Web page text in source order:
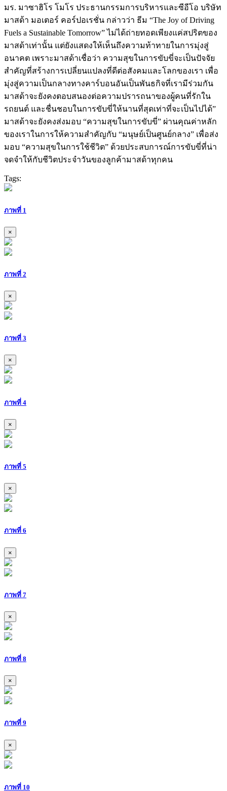
มร. มาซาฮิโร โมโร ประธานกรรมการบริหารและซีอีโอ บริษัท
มาสด้า มอเตอร์ คอร์ปอเรชั่น กล่าวว่า ธีม “The Joy of Driving
Fuels a Sustainable Tomorrow” ไม่ได้ถ่ายทอดเพียงแค่สปริตของ
มาสด้าเท่านั้น แต่ยังแสดงให้เห็นถึงความท้าทายในการมุ่งสู่
อนาคต เพราะมาสด้าเชื่อว่า ความสุขในการขับขี่จะเป็นปัจจัย
สำคัญที่สร้างการเปลี่ยนแปลงที่ดีต่อสังคมและโลกของเรา เพื่อ
มุ่งสู่ความเป็นกลางทางคาร์บอนอันเป็นพันธกิจที่เรามีร่วมกัน
มาสด้าจะยังคงตอบสนองต่อความปรารถนาของผู้คนที่รักใน
รถยนต์ และชื่นชอบในการขับขี่ให้นานที่สุดเท่าที่จะเป็นไปได้”
มาสด้าจะยังคงส่งมอบ “ความสุขในการขับขี่” ผ่านคุณค่าหลัก
ของเราในการให้ความสำคัญกับ “มนุษย์เป็นศูนย์กลาง” เพื่อส่ง
มอบ “ความสุขในการใช้ชีวิต” ด้วยประสบการณ์การขับขี่ที่น่า
จดจำให้กับชีวิตประจำวันของลูกค้ามาสด้าทุกคน
Tags:
ภาพที่ 1
×
ภาพที่ 2
×
ภาพที่ 3
×
ภาพที่ 4
×
ภาพที่ 5
×
ภาพที่ 6
×
ภาพที่ 7
×
ภาพที่ 8
×
ภาพที่ 9
×
ภาพที่ 10